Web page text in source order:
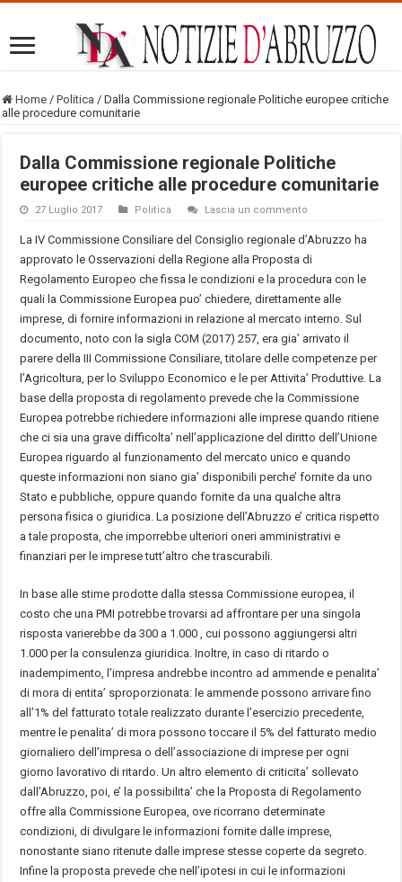
Home / Politica / Dalla Commissione regionale Politiche europee critiche
alle procedure comunitarie
Dalla Commissione regionale Politiche
europee critiche alle procedure comunitarie
27 Luglio 2017 Politica Lascia un commento
La IV Commissione Consiliare del Consiglio regionale d’Abruzzo ha
approvato le Osservazioni della Regione alla Proposta di
Regolamento Europeo che fissa le condizioni e la procedura con le
quali la Commissione Europea puo’ chiedere, direttamente alle
imprese, di fornire informazioni in relazione al mercato interno. Sul
documento, noto con la sigla COM (2017) 257, era gia’ arrivato il
parere della III Commissione Consiliare, titolare delle competenze per
l’Agricoltura, per lo Sviluppo Economico e le per Attivita’ Produttive. La
base della proposta di regolamento prevede che la Commissione
Europea potrebbe richiedere informazioni alle imprese quando ritiene
che ci sia una grave difficolta’ nell’applicazione del diritto dell’Unione
Europea riguardo al funzionamento del mercato unico e quando
queste informazioni non siano gia’ disponibili perche’ fornite da uno
Stato e pubbliche, oppure quando fornite da una qualche altra
persona fisica o giuridica. La posizione dell’Abruzzo e’ critica rispetto
a tale proposta, che imporrebbe ulteriori oneri amministrativi e
finanziari per le imprese tutt’altro che trascurabili.
In base alle stime prodotte dalla stessa Commissione europea, il
costo che una PMI potrebbe trovarsi ad affrontare per una singola
risposta varierebbe da 300 a 1.000 , cui possono aggiungersi altri
1.000 per la consulenza giuridica. Inoltre, in caso di ritardo o
inadempimento, l’impresa andrebbe incontro ad ammende e penalita’
di mora di entita’ sproporzionata: le ammende possono arrivare fino
all’1% del fatturato totale realizzato durante l’esercizio precedente,
mentre le penalita’ di mora possono toccare il 5% del fatturato medio
giornaliero dell’impresa o dell’associazione di imprese per ogni
giorno lavorativo di ritardo. Un altro elemento di criticita’ sollevato
dall’Abruzzo, poi, e’ la possibilita’ che la Proposta di Regolamento
offre alla Commissione Europea, ove ricorrano determinate
condizioni, di divulgare le informazioni fornite dalle imprese,
nonostante siano ritenute dalle imprese stesse coperte da segreto.
Infine la proposta prevede che nell’ipotesi in cui le informazioni